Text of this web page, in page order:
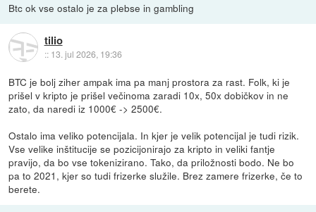
Btc ok vse ostalo je za plebse in gambling
tilio
:: 13. jul 2026, 19:36
BTC je bolj ziher ampak ima pa manj prostora za rast. Folk, ki je
prišel v kripto je prišel večinoma zaradi 10x, 50x dobičkov in ne
zato, da naredi iz 1000€ -> 2500€.
Ostalo ima veliko potencijala. In kjer je velik potencijal je tudi rizik.
Vse velike inštitucije se pozicijonirajo za kripto in veliki fantje
pravijo, da bo vse tokenizirano. Tako, da priložnosti bodo. Ne bo
pa to 2021, kjer so tudi frizerke služile. Brez zamere frizerke, če to
berete.